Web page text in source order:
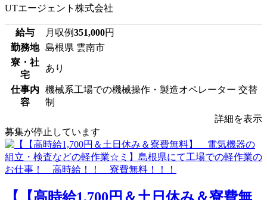
UTエージェント株式会社
給与 月収例351,000円
勤務地
島根県 雲南市
寮・社
宅
あり
仕事内
容
機械系工場での機械操作・製造オペレーター 交替
制
詳細を表示
募集が停止しています